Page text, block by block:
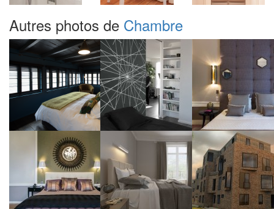
Autres photos de Chambre